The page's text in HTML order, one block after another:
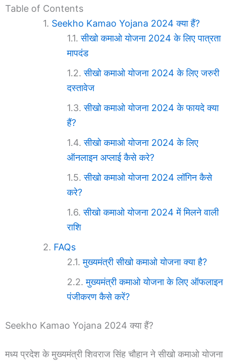
Table of Contents
Seekho Kamao Yojana 2024 क्या हैं?
सीखो कमाओ योजना 2024 के लिए पात्रता
मापदंड
सीखो कमाओ योजना 2024 के लिए जरुरी
दस्तावेज
सीखो कमाओ योजना 2024 के फायदे क्या
हैं?
सीखो कमाओ योजना 2024 के लिए
ऑनलाइन अप्लाई कैसे करे?
सीखो कमाओ योजना 2024 लॉगिन कैसे
करे?
सीखो कमाओ योजना 2024 में मिलने वाली
राशि
FAQs
मुख्यमंत्री सीखो कमाओ योजना क्या है?
मुख्यमंत्री कमाओ योजना के लिए ऑफलाइन
पंजीकरण कैसे करें?
Seekho Kamao Yojana 2024 क्या हैं?
मध्य प्रदेश के मुख्यमंत्री शिवराज सिंह चौहान ने सीखो कमाओ योजना